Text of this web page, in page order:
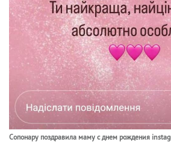
Сопонару поздравила маму с днем рождения